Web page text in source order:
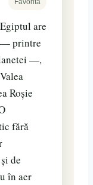
Favorita
are
— printre
—,
Roșie
fără
de
în aer